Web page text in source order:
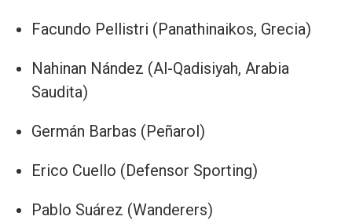
Facundo Pellistri (Panathinaikos, Grecia)
Nahinan Nández (Al-Qadisiyah, Arabia
Saudita)
Germán Barbas (Peñarol)
Erico Cuello (Defensor Sporting)
Pablo Suárez (Wanderers)